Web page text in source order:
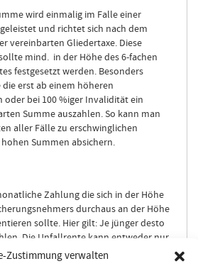
Zustimmung verwalten
wird einmalig im Falle einer
und richtet sich nach dem
vereinbarten Gliedertaxe. Diese
mind. in der Höhe des 6-fachen
festgesetzt werden. Besonders
erst ab einem höheren
bei 100 %iger Invalidität ein
Summe auszahlen. So kann man
aller Fälle zu erschwinglichen
Summen absichern.
Zahlung die sich in der Höhe
durchaus an der Höhe
sollte. Hier gilt: Je jünger desto
Die Unfallrente kann entweder nur
Versicherungssumme für bleibende